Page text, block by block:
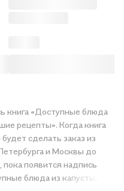
книга «Доступные блюда
рецепты». Когда книга
сделать заказ из
и Москвы до
появится надпись
блюда из капусты,